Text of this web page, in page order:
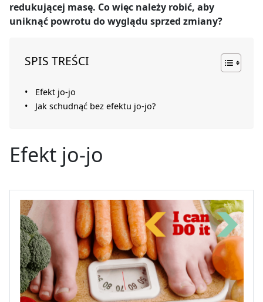
redukującej masę. Co więc należy robić, aby
uniknąć powrotu do wyglądu sprzed zmiany?
SPIS TREŚCI
Efekt jo-jo
Jak schudnąć bez efektu jo-jo?
Efekt jo-jo